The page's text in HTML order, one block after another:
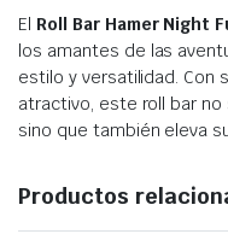
El Roll Bar Hamer Night
los amantes de las
estilo y versatilidad. Con
atractivo, este roll bar
sino que también eleva
Productos